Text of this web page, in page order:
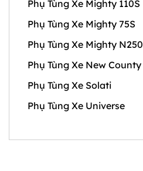
Phụ Tùng Xe Mighty 110S
Phụ Tùng Xe Mighty 75S
Phụ Tùng Xe Mighty N250
Phụ Tùng Xe New County
Phụ Tùng Xe Solati
Phụ Tùng Xe Universe